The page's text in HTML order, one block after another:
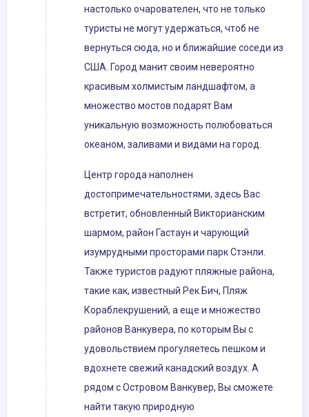
настолько очарователен, что не только
туристы не могут удержаться, чтоб не
вернуться сюда, но и ближайшие соседи из
США. Город манит своим невероятно
красивым холмистым ландшафтом, а
множество мостов подарят Вам
уникальную возможность полюбоваться
океаном, заливами и видами на город.
Центр города наполнен
достопримечательностями, здесь Вас
встретит, обновленный Викторианским
шармом, район Гастаун и чарующий
изумрудными просторами парк Стэнли.
Также туристов радуют пляжные района,
такие как, известный Рек Бич, Пляж
Кораблекрушений, а еще и множество
районов Ванкувера, по которым Вы с
удовольствием прогуляетесь пешком и
вдохнете свежий канадский воздух. А
рядом с Островом Ванкувер, Вы сможете
найти такую природную